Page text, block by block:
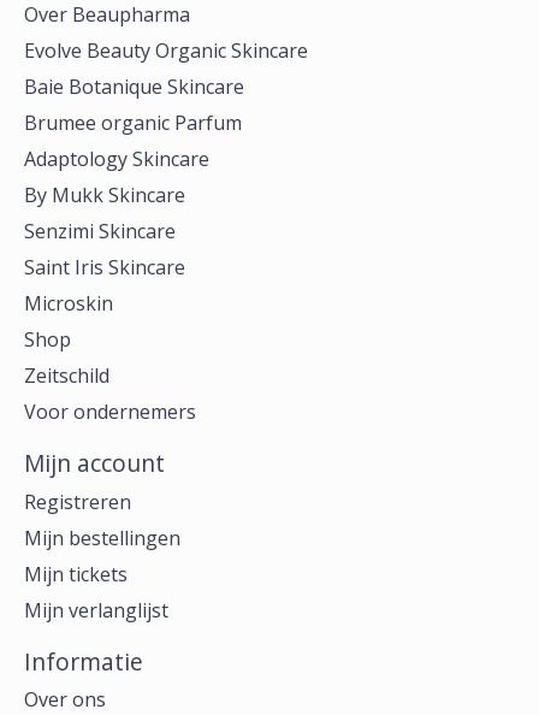
Over Beaupharma
Evolve Beauty Organic Skincare
Baie Botanique Skincare
Brumee organic Parfum
Adaptology Skincare
By Mukk Skincare
Senzimi Skincare
Saint Iris Skincare
Microskin
Shop
Zeitschild
Voor ondernemers
Mijn account
Registreren
Mijn bestellingen
Mijn tickets
Mijn verlanglijst
Informatie
Over ons